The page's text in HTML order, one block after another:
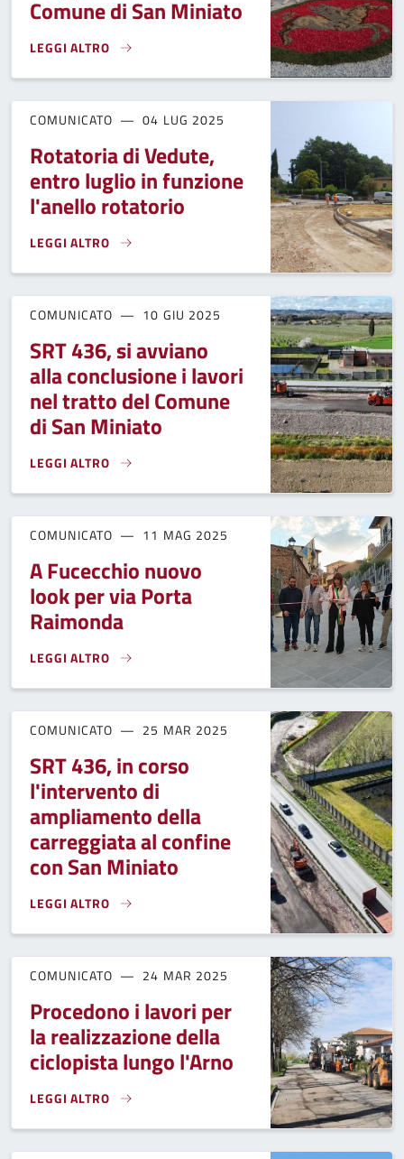
Comune di San Miniato
LEGGI ALTRO
SRT 436, INAUGURATO IL PRIMO LOTTO DELL'INTERVENTO
COMUNICATO 04 LUG 2025
Rotatoria di Vedute,
entro luglio in funzione
l'anello rotatorio
LEGGI ALTRO
ROTATORIA DI VEDUTE, ENTRO LUGLIO IN FUNZIONE
COMUNICATO 10 GIU 2025
SRT 436, si avviano
alla conclusione i lavori
nel tratto del Comune
di San Miniato
LEGGI ALTRO
SRT 436, SI AVVIANO ALLA CONCLUSIONE I LAVORI NEL
COMUNICATO 11 MAG 2025
A Fucecchio nuovo
look per via Porta
Raimonda
LEGGI ALTRO
A FUCECCHIO NUOVO LOOK PER VIA PORTA RAIMONDA}
COMUNICATO 25 MAR 2025
SRT 436, in corso
l'intervento di
ampliamento della
carreggiata al confine
con San Miniato
LEGGI ALTRO
SRT 436, IN CORSO L'INTERVENTO DI AMPLIAMENTO
COMUNICATO 24 MAR 2025
Procedono i lavori per
la realizzazione della
ciclopista lungo l'Arno
LEGGI ALTRO
PROCEDONO I LAVORI PER LA REALIZZAZIONE DELLA